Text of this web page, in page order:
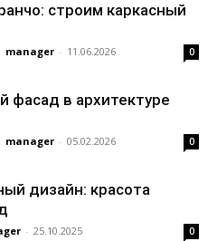
строим каркасный
manager - 11.06.2026 0
фасад в архитектуре
manager - 05.02.2026 0
дизайн: красота
- 25.10.2025 0